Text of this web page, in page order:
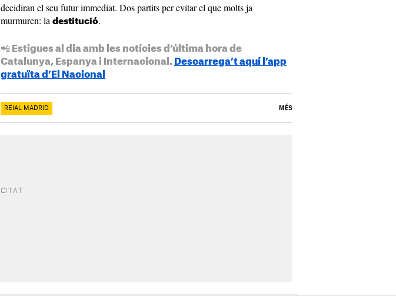
decidiran el seu futur immediat. Dos partits per evitar el que molts ja
murmuren: la destitució.
📲 Estigues al dia amb les notícies d’última hora de
Catalunya, Espanya i Internacional. Descarrega’t aquí l’app
gratuïta d’El Nacional
REIAL MADRID MÉS